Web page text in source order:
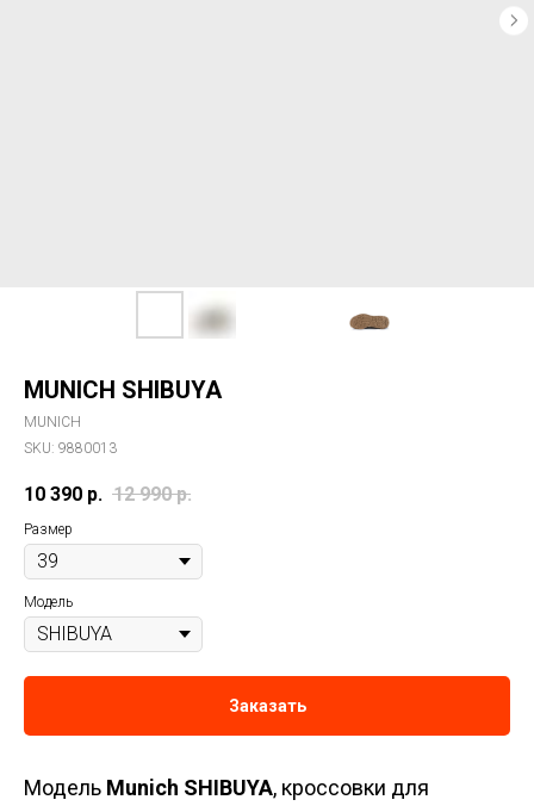
MUNICH SHIBUYA
MUNICH
SKU: 9880013
10 390 р. 12 990 р.
Размер
Модель
Заказать
Модель Munich SHIBUYA, кроссовки для